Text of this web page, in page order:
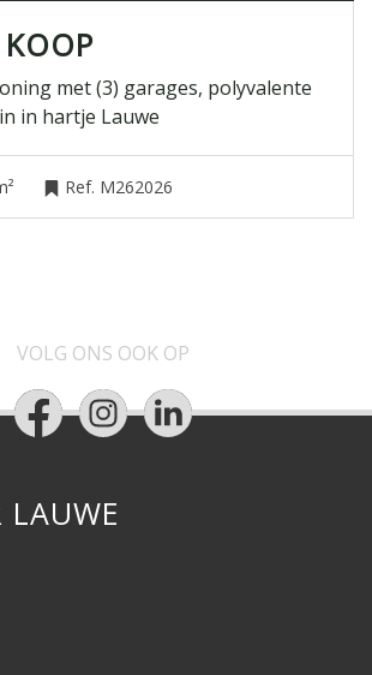
met (3) garages, polyvalente
in hartje Lauwe
Ref. M262026
VOLG ONS OOK OP
LAUWE